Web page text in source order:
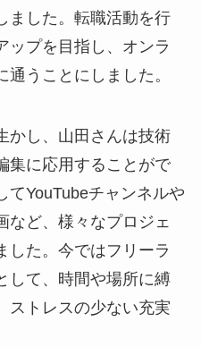
ました。転職活動を行
ップを目指し、オンラ
うことにしました。
し、山田さんは技術
集に応用することがで
てYouTubeチャンネルや
など、様々なプロジェ
した。今ではフリーラ
して、時間や場所に縛
ストレスの少ない充実